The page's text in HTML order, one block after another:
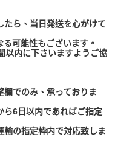
たら、当日発送を心がけて
可能性もございます。
以内に下さいますようご協
欄でのみ、承っておりま
6日以内であればご指定
の指定枠内で対応致しま